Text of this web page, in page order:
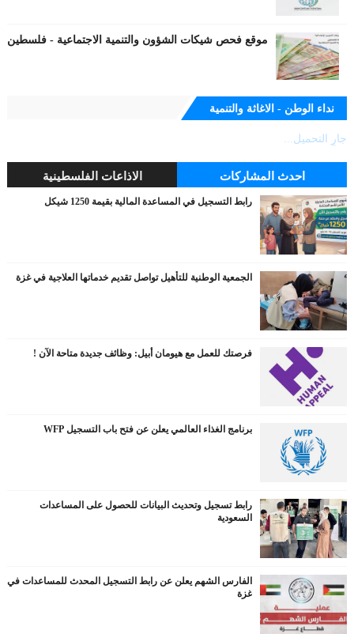
موقع فحص شيكات الشؤون والتنمية الاجتماعية - فلسطين
نداء الوطن - الاغاثة والتنمية
جارٍ التحميل...
احدث المشاركات الاذاعات الفلسطينية
رابط التسجيل في المساعدة المالية بقيمة 1250 شيكل
الجمعية الوطنية للتأهيل تواصل تقديم خدماتها العلاجية في غزة
فرصتك للعمل مع هيومان أبيل: وظائف جديدة متاحة الآن !
برنامج الغذاء العالمي يعلن عن فتح باب التسجيل WFP
رابط تسجيل وتحديث البيانات للحصول على المساعدات
السعودية
الفارس الشهم يعلن عن رابط التسجيل المحدث للمساعدات في
غزة